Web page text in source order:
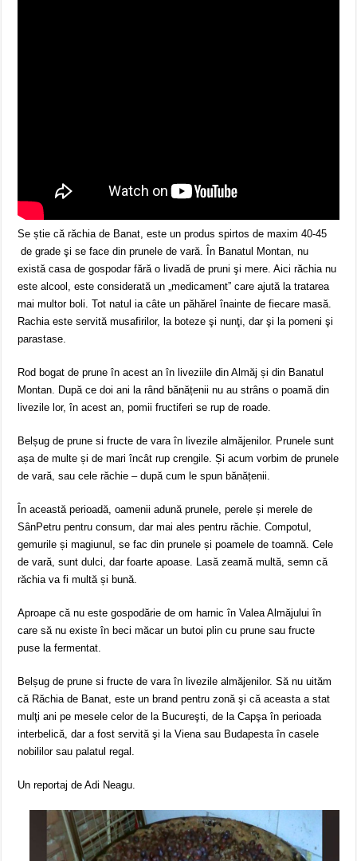
Se știe că răchia de Banat, este un produs spirtos de maxim 40-45
de grade şi se face din prunele de vară. În Banatul Montan, nu
există casa de gospodar fără o livadă de pruni şi mere. Aici răchia nu
este alcool, este considerată un „medicament” care ajută la tratarea
mai multor boli. Tot natul ia câte un păhărel înainte de fiecare masă.
Rachia este servită musafirilor, la boteze şi nunţi, dar şi la pomeni şi
parastase.
Rod bogat de prune în acest an în liveziile din Almăj și din Banatul
Montan. După ce doi ani la rând bănățenii nu au strâns o poamă din
livezile lor, în acest an, pomii fructiferi se rup de roade.
Belșug de prune si fructe de vara în livezile almăjenilor. Prunele sunt
așa de multe și de mari încât rup crengile. Și acum vorbim de prunele
de vară, sau cele răchie – după cum le spun bănățenii.
În această perioadă, oamenii adună prunele, perele și merele de
SânPetru pentru consum, dar mai ales pentru răchie. Compotul,
gemurile și magiunul, se fac din prunele și poamele de toamnă. Cele
de vară, sunt dulci, dar foarte apoase. Lasă zeamă multă, semn că
răchia va fi multă și bună.
Aproape că nu este gospodărie de om harnic în Valea Almăjului în
care să nu existe în beci măcar un butoi plin cu prune sau fructe
puse la fermentat.
Belșug de prune si fructe de vara în livezile almăjenilor. Să nu uităm
că Răchia de Banat, este un brand pentru zonă şi că aceasta a stat
mulţi ani pe mesele celor de la Bucureşti, de la Capşa în perioada
interbelică, dar a fost servită şi la Viena sau Budapesta în casele
nobililor sau palatul regal.
Un reportaj de Adi Neagu.